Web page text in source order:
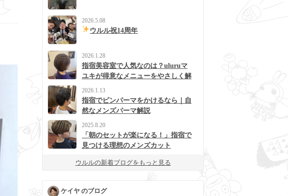
2026.5.08
ウルル祝14周年
2026.1.28
指宿美容室で人気なのは？uluruマ
ユキが得意なメニューをやさしく解
2026.1.13
指宿でピンパーマをかけるなら｜自
然なメンズパーマ解説
2025.8.20
「朝のセットが楽になる！」指宿で
見つける理想のメンズカット
ウルルの新着ブログをもっと見る
ケイヤ のブログ